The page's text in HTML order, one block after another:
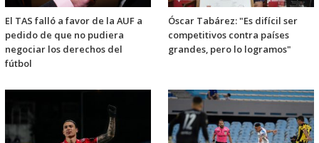
El TAS falló a favor de la AUF a
pedido de que no pudiera
negociar los derechos del
fútbol
Óscar Tabárez: "Es difícil ser
competitivos contra países
grandes, pero lo logramos"